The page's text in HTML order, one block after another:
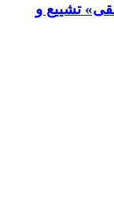
تشییع و